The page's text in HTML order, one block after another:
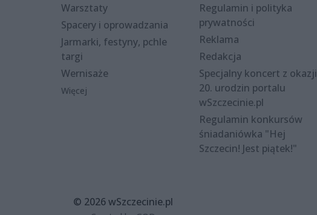
Warsztaty
Spacery i oprowadzania
Jarmarki, festyny, pchle
targi
Wernisaże
Więcej
Regulamin i polityka
prywatności
Reklama
Redakcja
Specjalny koncert z okazji
20. urodzin portalu
wSzczecinie.pl
Regulamin konkursów
śniadaniówka "Hej
Szczecin! Jest piątek!"
© 2026 wSzczecinie.pl